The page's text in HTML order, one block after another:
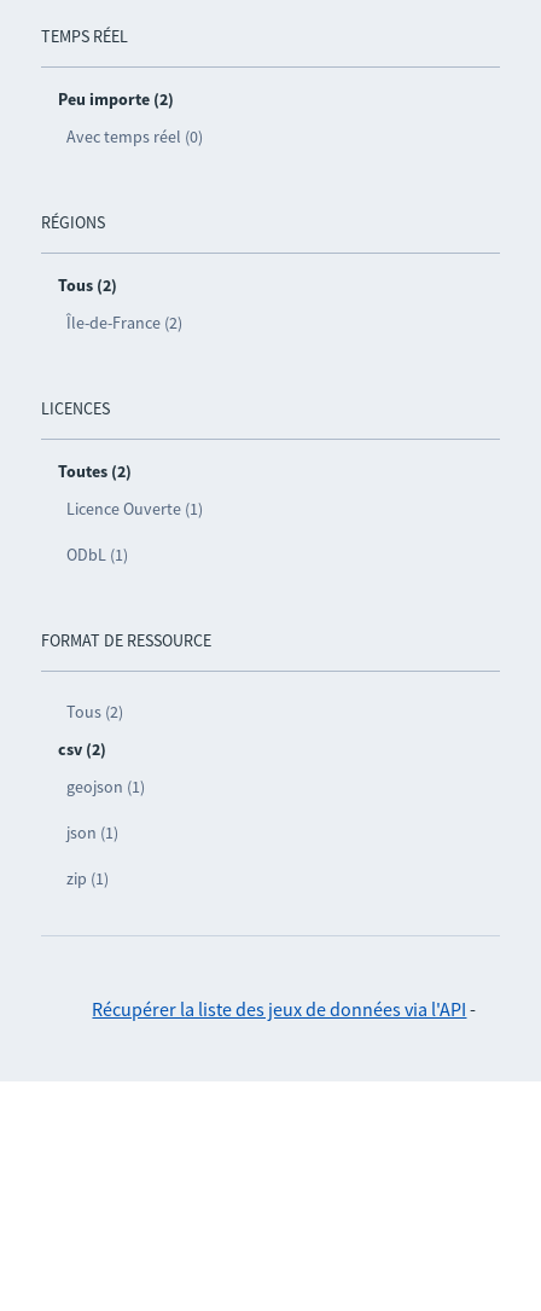
TEMPS RÉEL
Peu importe (2)
Avec temps réel (0)
RÉGIONS
Tous (2)
Île-de-France (2)
LICENCES
Toutes (2)
Licence Ouverte (1)
ODbL (1)
FORMAT DE RESSOURCE
Tous (2)
csv (2)
geojson (1)
json (1)
zip (1)
Récupérer la liste des jeux de données via l'API -